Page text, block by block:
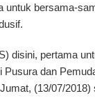
untuk bersama-
disini, pertama
Pusura dan
(13/07/2018)